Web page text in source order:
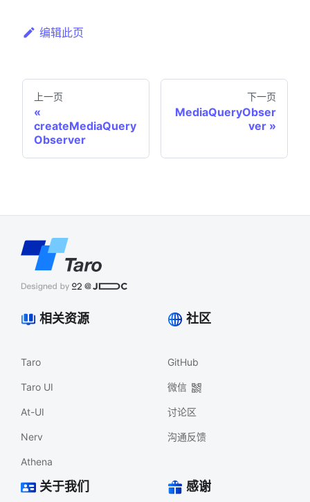
编辑此页
上一页
createMediaQuery
Observer
下一页
MediaQueryObser
ver
相关资源
Taro
Taro UI
At-UI
Nerv
Athena
社区
GitHub
微信
讨论区
沟通反馈
关于我们 感谢